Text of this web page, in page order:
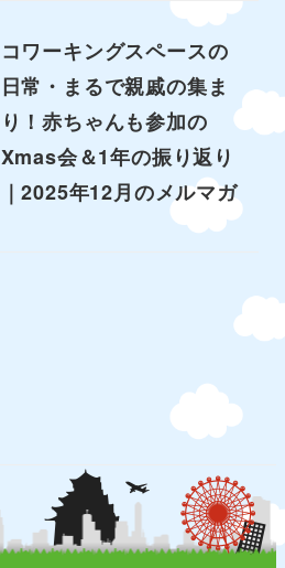
コワーキングスペースの
日常・まるで親戚の集ま
り！赤ちゃんも参加の
Xmas会＆1年の振り返り
｜2025年12月のメルマガ